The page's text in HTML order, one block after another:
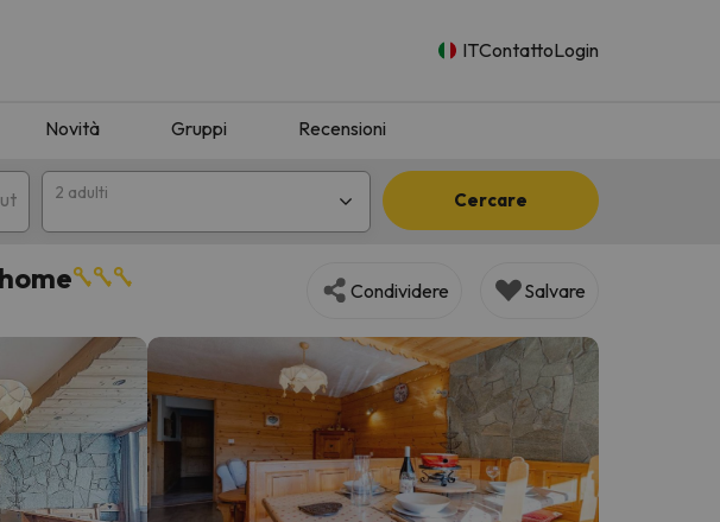
ITContattoLogin
Novità Gruppi Recensioni
2 adulti Cercare
la destinazione.
Condividere Salvare